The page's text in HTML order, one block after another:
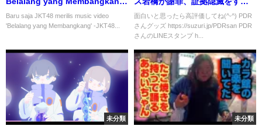
- JKT48 Trainee
Baru saja JKT48 merilis music video
'Belalang yang Membangkang' -JKT48...
真木よう子。
面白いと思ったら高評価してね(^-^) PDR
さんグッズ https://suzuri.jp/PDRsan PDR
さんのLINEスタンプ h...
未分類 未分類